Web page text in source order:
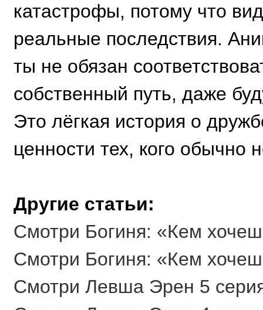
катастрофы, потому что
реальные последствия.
ты не обязан
собственный путь, даже
Это лёгкая история о
ценности тех, кого обычно
Другие статьи:
Смотри Богиня: «Кем
Смотри Богиня: «Кем
Смотри Левша Эрен 5